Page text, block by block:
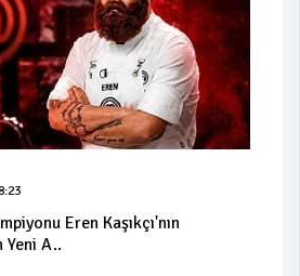
Eren Kaşıkçı'nın
Yeni A..